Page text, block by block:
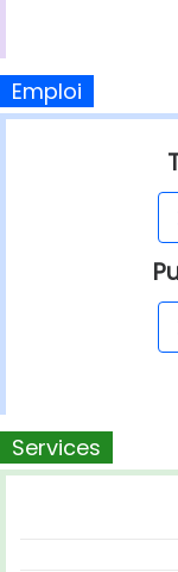
Emploi
Services